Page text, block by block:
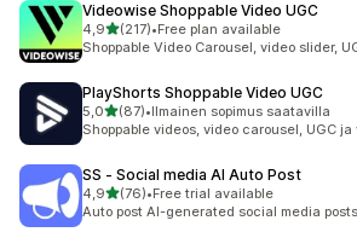
Videowise Shoppable Video UGC
4,9/ 5 tähteä
(217)
217 arvostelua yhteensä
•Free plan available
Shoppable Video Carousel, video slider,
PlayShorts Shoppable Video UGC
5,0/ 5 tähteä
(87)
87 arvostelua yhteensä
•Ilmainen sopimus saatavilla
Shoppable videos, video carousel, UGC
SS ‑ Social media AI Auto Post
4,9/ 5 tähteä
(76)
76 arvostelua yhteensä
•Free trial available
Auto post AI-generated social media